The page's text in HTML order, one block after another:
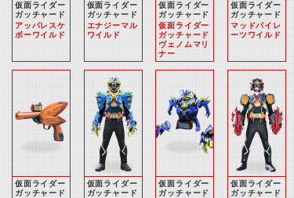
仮面ライダー
ガッチャード
アッパレスケ
ボーワイルド
仮面ライダー
ガッチャード
エナジーマル
ワイルド
仮面ライダー
ガッチャード
仮面ライダー
ガッチャード
ヴェノムマリ
ナー
仮面ライダー
ガッチャード
マッドパイレ
ーツワイルド
仮面ライダー
ガッチャード
仮面ライダー
ガッチャード
仮面ライダー
ガッチャード
仮面ライダー
ガッチャード